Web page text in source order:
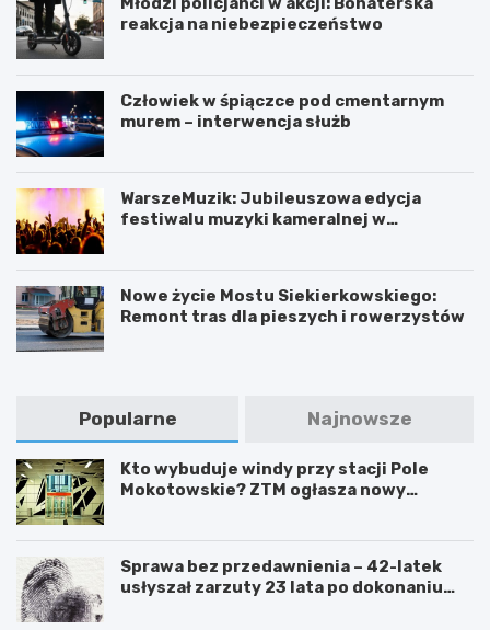
reakcja na niebezpieczeństwo
Człowiek w śpiączce pod cmentarnym
murem – interwencja służb
WarszeMuzik: Jubileuszowa edycja
festiwalu muzyki kameralnej w
Nowe życie Mostu Siekierkowskiego:
Remont tras dla pieszych i rowerzystów
Popularne Najnowsze
Kto wybuduje windy przy stacji Pole
Mokotowskie? ZTM ogłasza nowy
Sprawa bez przedawnienia – 42-latek
usłyszał zarzuty 23 lata po dokonaniu